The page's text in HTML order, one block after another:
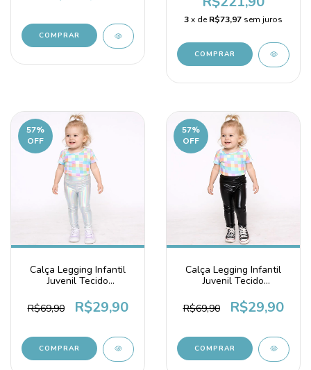
COMPRAR
3x deR$73,97 sem juros
COMPRAR
57%
OFF
Calça Legging Infantil
Juvenil Tecido
R$69,90
R$29,90
COMPRAR
57%
OFF
Calça Legging Infantil
Juvenil Tecido
R$69,90
R$29,90
COMPRAR